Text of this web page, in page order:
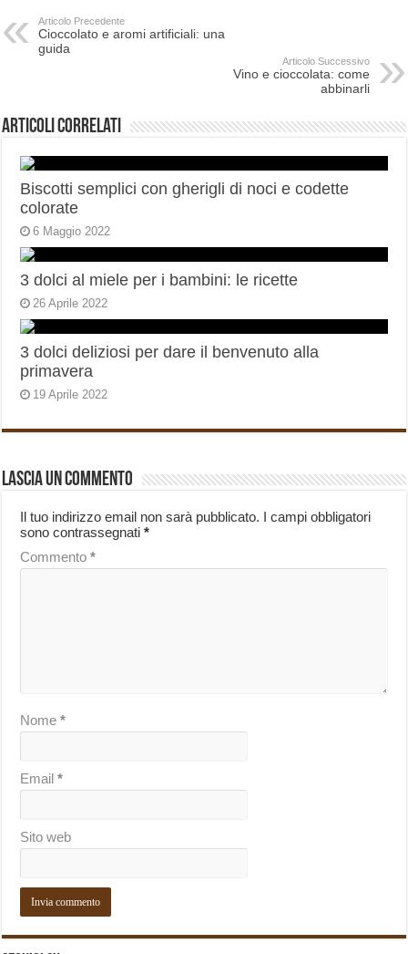
Articolo Precedente
Cioccolato e aromi artificiali: una
guida
Articolo Successivo
Vino e cioccolata: come
abbinarli
Articoli correlati
Biscotti semplici con gherigli di noci e codette
colorate
6 Maggio 2022
3 dolci al miele per i bambini: le ricette
26 Aprile 2022
3 dolci deliziosi per dare il benvenuto alla
primavera
19 Aprile 2022
Lascia un commento
Il tuo indirizzo email non sarà pubblicato. I campi obbligatori
sono contrassegnati*
Commento*
Nome*
Email*
Sito web